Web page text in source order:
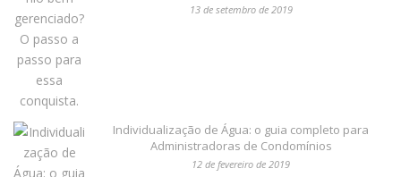
13 de setembro de 2019
Individualização de Água: o guia completo para
Administradoras de Condomínios
12 de fevereiro de 2019